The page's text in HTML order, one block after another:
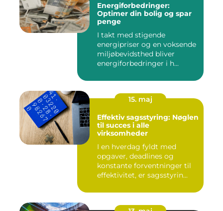
Energiforbedringer:
Optimer din bolig og spar
penge
I takt med stigende
energipriser og en voksende
miljøbevidsthed bliver
energiforbedringer i h...
15. maj
Effektiv sagsstyring: Nøglen
til succes i alle
virksomheder
I en hverdag fyldt med
opgaver, deadlines og
konstante forventninger til
effektivitet, er sagsstyrin...